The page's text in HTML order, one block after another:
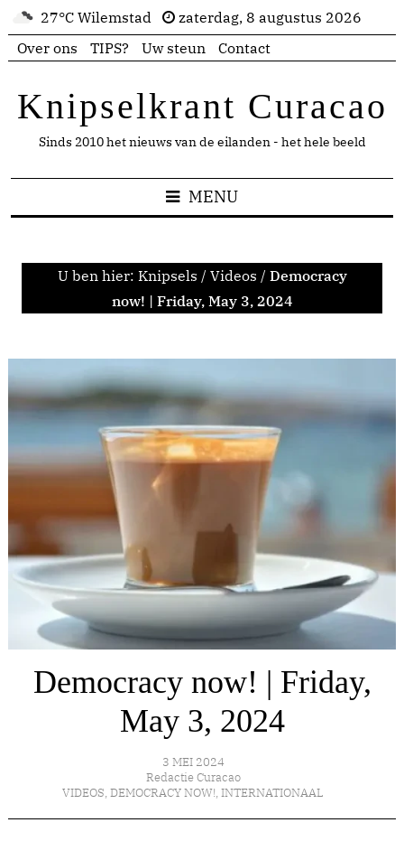
27°C Wilemstad
zaterdag, 8 augustus 2026
Over ons
TIPS? Uw steun Contact
Knipselkrant Curacao
Sinds 2010 het nieuws van de eilanden - het hele beeld
MENU
U ben hier: Knipsels / Videos / Democracy
now! | Friday, May 3, 2024
Democracy now! | Friday,
May 3, 2024
3 MEI 2024
Redactie Curacao
VIDEOS, DEMOCRACY NOW!, INTERNATIONAAL